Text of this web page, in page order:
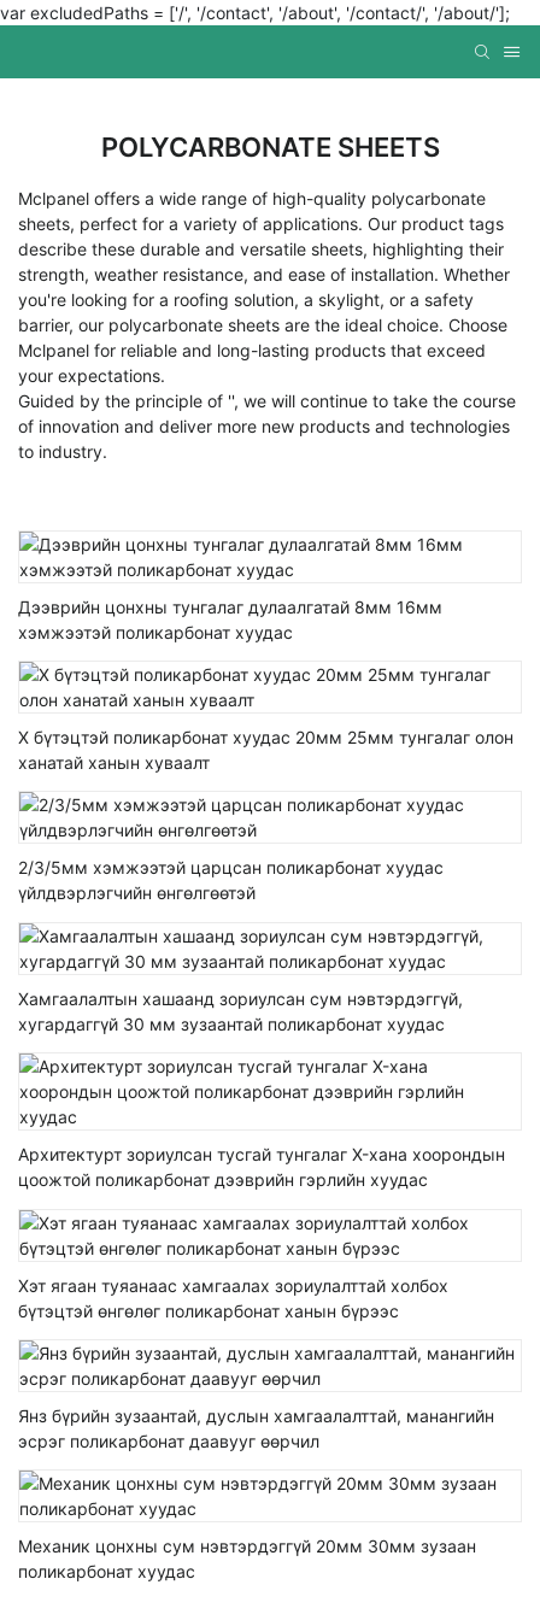
var excludedPaths = ['/', '/contact', '/about', '/contact/', '/about/'];
POLYCARBONATE SHEETS
Mclpanel offers a wide range of high-quality polycarbonate
sheets, perfect for a variety of applications. Our product tags
describe these durable and versatile sheets, highlighting their
strength, weather resistance, and ease of installation. Whether
you're looking for a roofing solution, a skylight, or a safety
barrier, our polycarbonate sheets are the ideal choice. Choose
Mclpanel for reliable and long-lasting products that exceed
your expectations.
Guided by the principle of '', we will continue to take the course
of innovation and deliver more new products and technologies
to industry.
Дээврийн цонхны тунгалаг дулаалгатай 8мм 16мм
хэмжээтэй поликарбонат хуудас
X бүтэцтэй поликарбонат хуудас 20мм 25мм тунгалаг олон
ханатай ханын хуваалт
2/3/5мм хэмжээтэй царцсан поликарбонат хуудас
үйлдвэрлэгчийн өнгөлгөөтэй
Хамгаалалтын хашаанд зориулсан сум нэвтэрдэггүй,
хугардаггүй 30 мм зузаантай поликарбонат хуудас
Архитектурт зориулсан тусгай тунгалаг X-хана хоорондын
цоожтой поликарбонат дээврийн гэрлийн хуудас
Хэт ягаан туяанаас хамгаалах зориулалттай холбох
бүтэцтэй өнгөлөг поликарбонат ханын бүрээс
Янз бүрийн зузаантай, дуслын хамгаалалттай, манангийн
эсрэг поликарбонат даавууг өөрчил
Механик цонхны сум нэвтэрдэггүй 20мм 30мм зузаан
поликарбонат хуудас